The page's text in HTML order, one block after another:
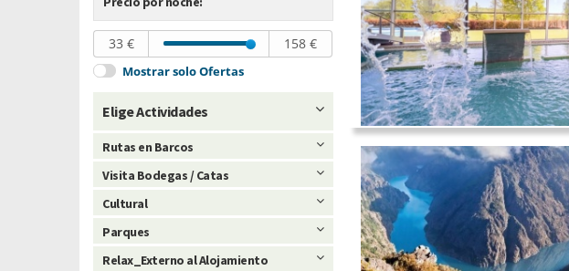
33 € 158 €
Mostrar solo Ofertas
Elige Actividades
Rutas en Barcos
Visita Bodegas / Catas
Cultural
Parques
Relax_Externo al Alojamiento